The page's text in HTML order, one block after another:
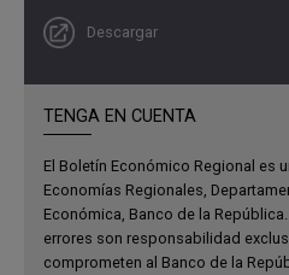
Descargar
TENGA EN CUENTA
El Boletín Económico Regional es
Economías Regionales,
Económica, Banco de la
errores son responsabilidad
comprometen al Banco de la